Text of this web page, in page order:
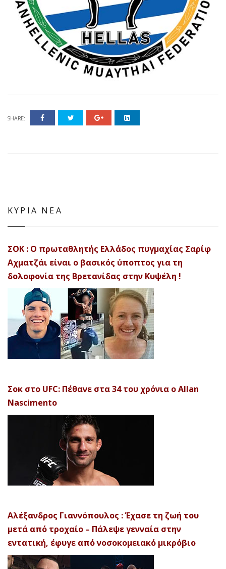
SHARE:
ΚΥΡΙΑ ΝΕΑ
ΣΟΚ : Ο πρωταθλητής Ελλάδος πυγμαχίας Σαρίφ
Αχματζάι είναι ο βασικός ύποπτος για τη
δολοφονία της Βρετανίδας στην Κυψέλη !
Σοκ στο UFC: Πέθανε στα 34 του χρόνια ο Allan
Nascimento
Αλέξανδρος Γιαννόπουλος : Έχασε τη ζωή του
μετά από τροχαίο – Πάλεψε γενναία στην
εντατική, έφυγε από νοσοκομειακό μικρόβιο